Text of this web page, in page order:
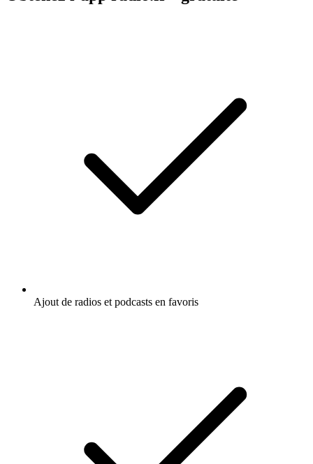
Ajout de radios et podcasts en favoris